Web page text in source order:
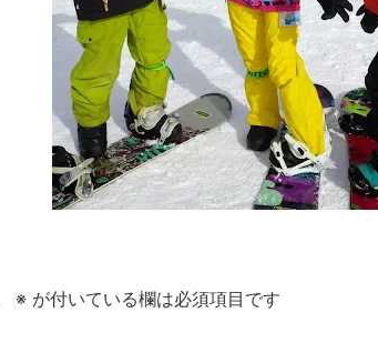
※ が付いている欄は必須項目です